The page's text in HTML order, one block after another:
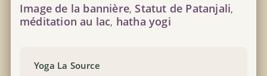
Image de la bannière, Statut de Patanjali,
méditation au lac, hatha yogi
Yoga La Source